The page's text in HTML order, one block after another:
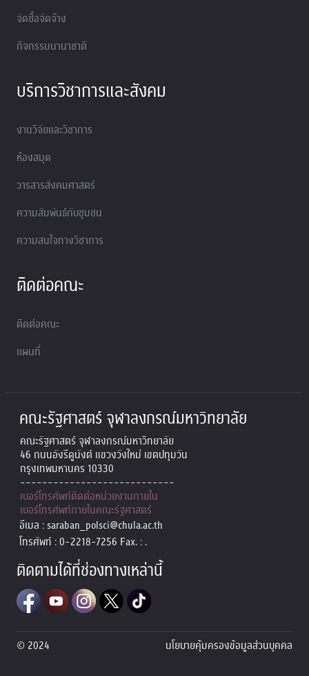
จัดซื้อจัดจ้าง
กิจกรรมนานาชาติ
บริการวิชาการและสังคม
งานวิจัยและวิชาการ
ห้องสมุด
วารสารสังคมศาสตร์
ความสัมพันธ์กับชุมชน
ความสนใจทางวิชาการ
ติดต่อคณะ
ติดต่อคณะ
แผนที่
คณะรัฐศาสตร์ จุฬาลงกรณ์มหาวิทยาลัย
คณะรัฐศาสตร์ จุฬาลงกรณ์มหาวิทยาลัย
46 ถนนอังรีดูนังต์ แขวงวังใหม่ เขตปทุมวัน
กรุงเทพมหานคร 10330
----------------------------
เบอร์โทรศัพท์ติดต่อหน่วยงานภายใน
เบอร์โทรศัพท์ภายในคณะรัฐศาสตร์
อีเมล : saraban_polsci@chula.ac.th
โทรศัพท์ : 0-2218-7256 Fax. : .
ติดตามได้ที่ช่องทางเหล่านี้
© 2024 นโยบายคุ้มครองข้อมูลส่วนบุคคล